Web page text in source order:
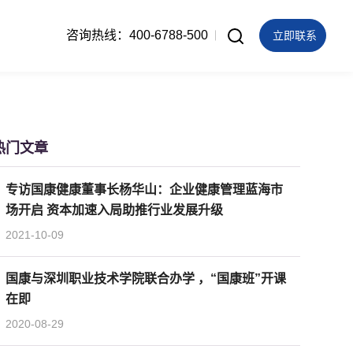
咨询热线：400-6788-500 立即联系
门文章
专访国康健康董事长杨华山：企业健康管理蓝海市
场开启 资本加速入局助推行业发展升级
2021-10-09
国康与深圳职业技术学院联合办学 ，“国康班”开课
在即
2020-08-29